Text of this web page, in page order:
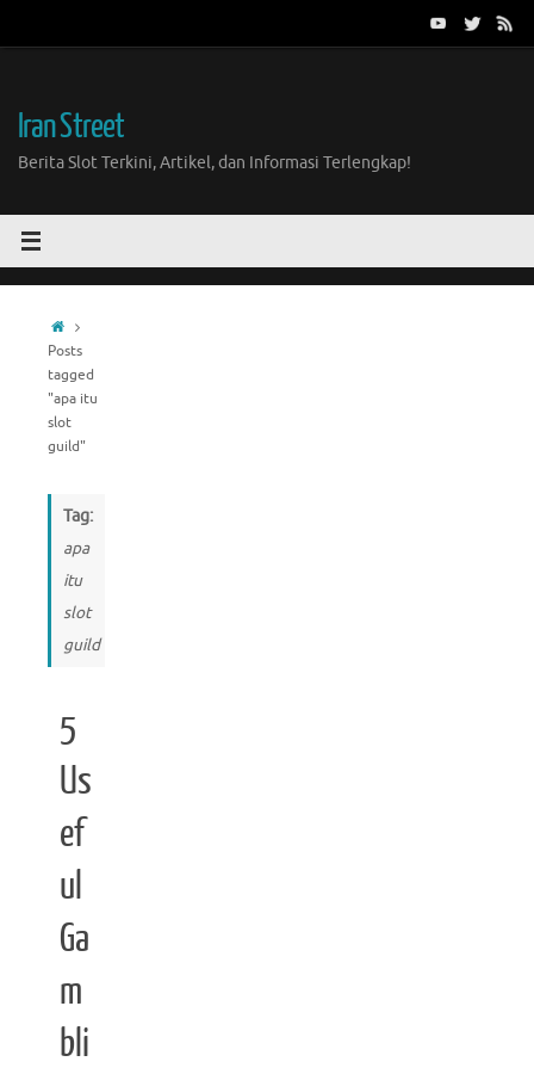
Iran Street
Berita Slot Terkini, Artikel, dan Informasi Terlengkap!
Home
Posts
tagged
"apa itu
slot
guild"
Tag:
apa
itu
slot
guild
5
Us
ef
ul
Ga
m
bli